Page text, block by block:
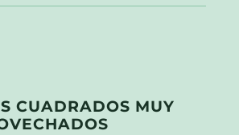
CUADRADOS MUY